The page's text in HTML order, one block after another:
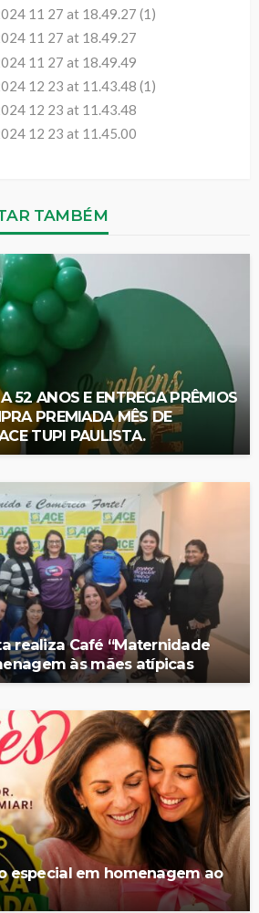
TAMBÉM
52 ANOS E ENTREGA PRÊMIOS
PREMIADA MÊS DE
TUPI PAULISTA.
realiza Café “Maternidade
às mães atípicas
especial em homenagem ao